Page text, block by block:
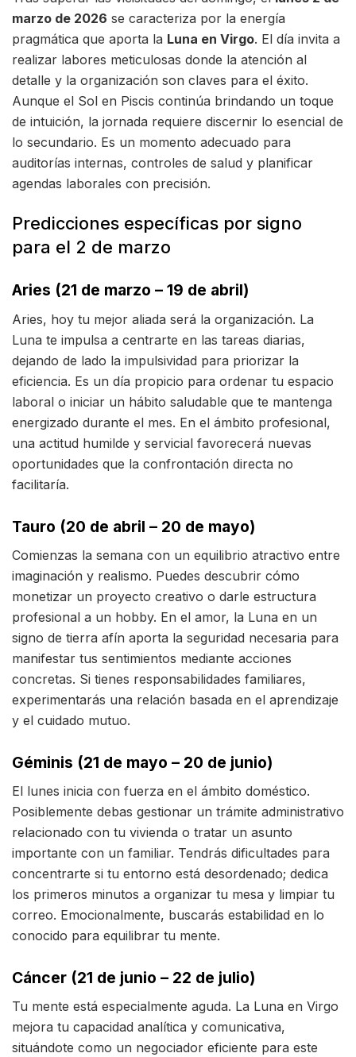
marzo de 2026 se caracteriza por la energía
pragmática que aporta la Luna en Virgo. El día invita a
realizar labores meticulosas donde la atención al
detalle y la organización son claves para el éxito.
Aunque el Sol en Piscis continúa brindando un toque
de intuición, la jornada requiere discernir lo esencial de
lo secundario. Es un momento adecuado para
auditorías internas, controles de salud y planificar
agendas laborales con precisión.
Predicciones específicas por signo
para el 2 de marzo
Aries (21 de marzo – 19 de abril)
Aries, hoy tu mejor aliada será la organización. La
Luna te impulsa a centrarte en las tareas diarias,
dejando de lado la impulsividad para priorizar la
eficiencia. Es un día propicio para ordenar tu espacio
laboral o iniciar un hábito saludable que te mantenga
energizado durante el mes. En el ámbito profesional,
una actitud humilde y servicial favorecerá nuevas
oportunidades que la confrontación directa no
facilitaría.
Tauro (20 de abril – 20 de mayo)
Comienzas la semana con un equilibrio atractivo entre
imaginación y realismo. Puedes descubrir cómo
monetizar un proyecto creativo o darle estructura
profesional a un hobby. En el amor, la Luna en un
signo de tierra afín aporta la seguridad necesaria para
manifestar tus sentimientos mediante acciones
concretas. Si tienes responsabilidades familiares,
experimentarás una relación basada en el aprendizaje
y el cuidado mutuo.
Géminis (21 de mayo – 20 de junio)
El lunes inicia con fuerza en el ámbito doméstico.
Posiblemente debas gestionar un trámite administrativo
relacionado con tu vivienda o tratar un asunto
importante con un familiar. Tendrás dificultades para
concentrarte si tu entorno está desordenado; dedica
los primeros minutos a organizar tu mesa y limpiar tu
correo. Emocionalmente, buscarás estabilidad en lo
conocido para equilibrar tu mente.
Cáncer (21 de junio – 22 de julio)
Tu mente está especialmente aguda. La Luna en Virgo
mejora tu capacidad analítica y comunicativa,
situándote como un negociador eficiente para este